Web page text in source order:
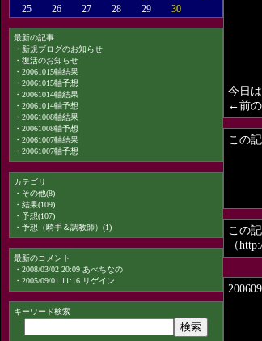
25
26 27 28 29 30
最新の記事
・ 新規ブログのお知らせ
・ 復活のお知らせ
・ 20061015軸結果
・ 20061015軸予想
・ 20061014軸結果
・ 20061014軸予想
・ 20061008軸結果
・ 20061008軸予想
・ 20061007軸結果
・ 20061007軸予想
カテゴリ
・ その他(8)
・ 結果(109)
・ 予想(107)
・ 予想（騎手＆調教師）(1)
最新のコメント
・ 2008/03/02 20:09 あべちなの
・ 2005/09/01 11:16 リゲイン
キーワード検索
今日
←前
この
この
（